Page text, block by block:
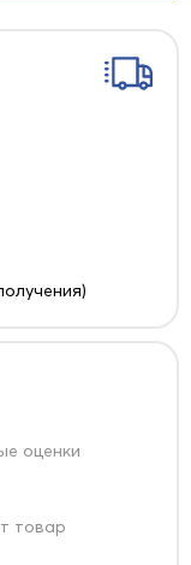
оценки
товар